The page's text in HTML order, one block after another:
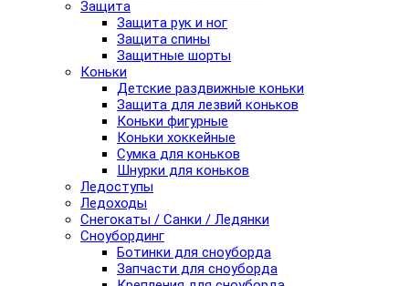
Защита
Защита рук и ног
Защита спины
Защитные шорты
Коньки
Детские раздвижные коньки
Защита для лезвий коньков
Коньки фигурные
Коньки хоккейные
Сумка для коньков
Шнурки для коньков
Ледоступы
Ледоходы
Снегокаты / Санки / Ледянки
Сноубординг
Ботинки для сноуборда
Запчасти для сноуборда